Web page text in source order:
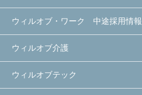
ウィルオブ・ワーク 中途採用情報
ウィルオブ介護
ウィルオブテック